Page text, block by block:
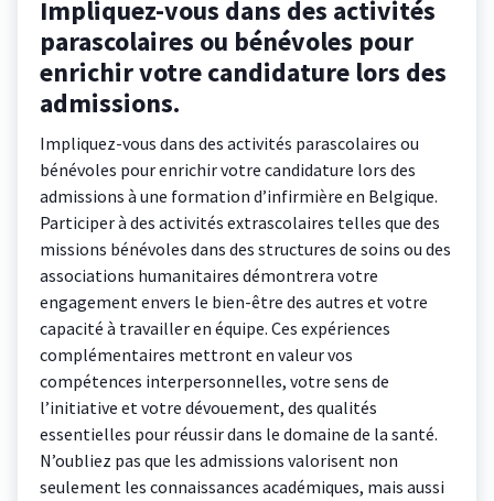
Impliquez-vous dans des activités
parascolaires ou bénévoles pour
enrichir votre candidature lors des
admissions.
Impliquez-vous dans des activités parascolaires ou
bénévoles pour enrichir votre candidature lors des
admissions à une formation d’infirmière en Belgique.
Participer à des activités extrascolaires telles que des
missions bénévoles dans des structures de soins ou des
associations humanitaires démontrera votre
engagement envers le bien-être des autres et votre
capacité à travailler en équipe. Ces expériences
complémentaires mettront en valeur vos
compétences interpersonnelles, votre sens de
l’initiative et votre dévouement, des qualités
essentielles pour réussir dans le domaine de la santé.
N’oubliez pas que les admissions valorisent non
seulement les connaissances académiques, mais aussi